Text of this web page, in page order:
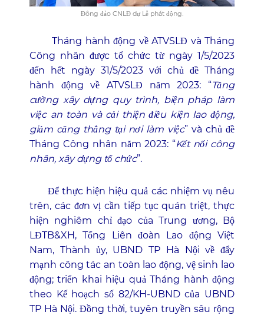
Đông đảo CNLĐ dự Lễ phát động.
Tháng hành động về ATVSLĐ và Tháng
Công nhân được tổ chức từ ngày 1/5/2023
đến hết ngày 31/5/2023 với chủ đề Tháng
hành động về ATVSLĐ năm 2023: “Tăng
cường xây dựng quy trình, biện pháp làm
việc an toàn và cải thiện điều kiện lao động,
giảm căng thẳng tại nơi làm việc” và chủ đề
Tháng Công nhân năm 2023: “Kết nối công
nhân, xây dựng tổ chức”.
Để thực hiện hiệu quả các nhiệm vụ nêu
trên, các đơn vị cần tiếp tục quán triệt, thực
hiện nghiêm chỉ đạo của Trung ương, Bộ
LĐTB&XH, Tổng Liên đoàn Lao động Việt
Nam, Thành ủy, UBND TP Hà Nội về đẩy
mạnh công tác an toàn lao động, vệ sinh lao
động; triển khai hiệu quả Tháng hành động
theo Kế hoạch số 82/KH-UBND của UBND
TP Hà Nội. Đồng thời, tuyên truyền sâu rộng